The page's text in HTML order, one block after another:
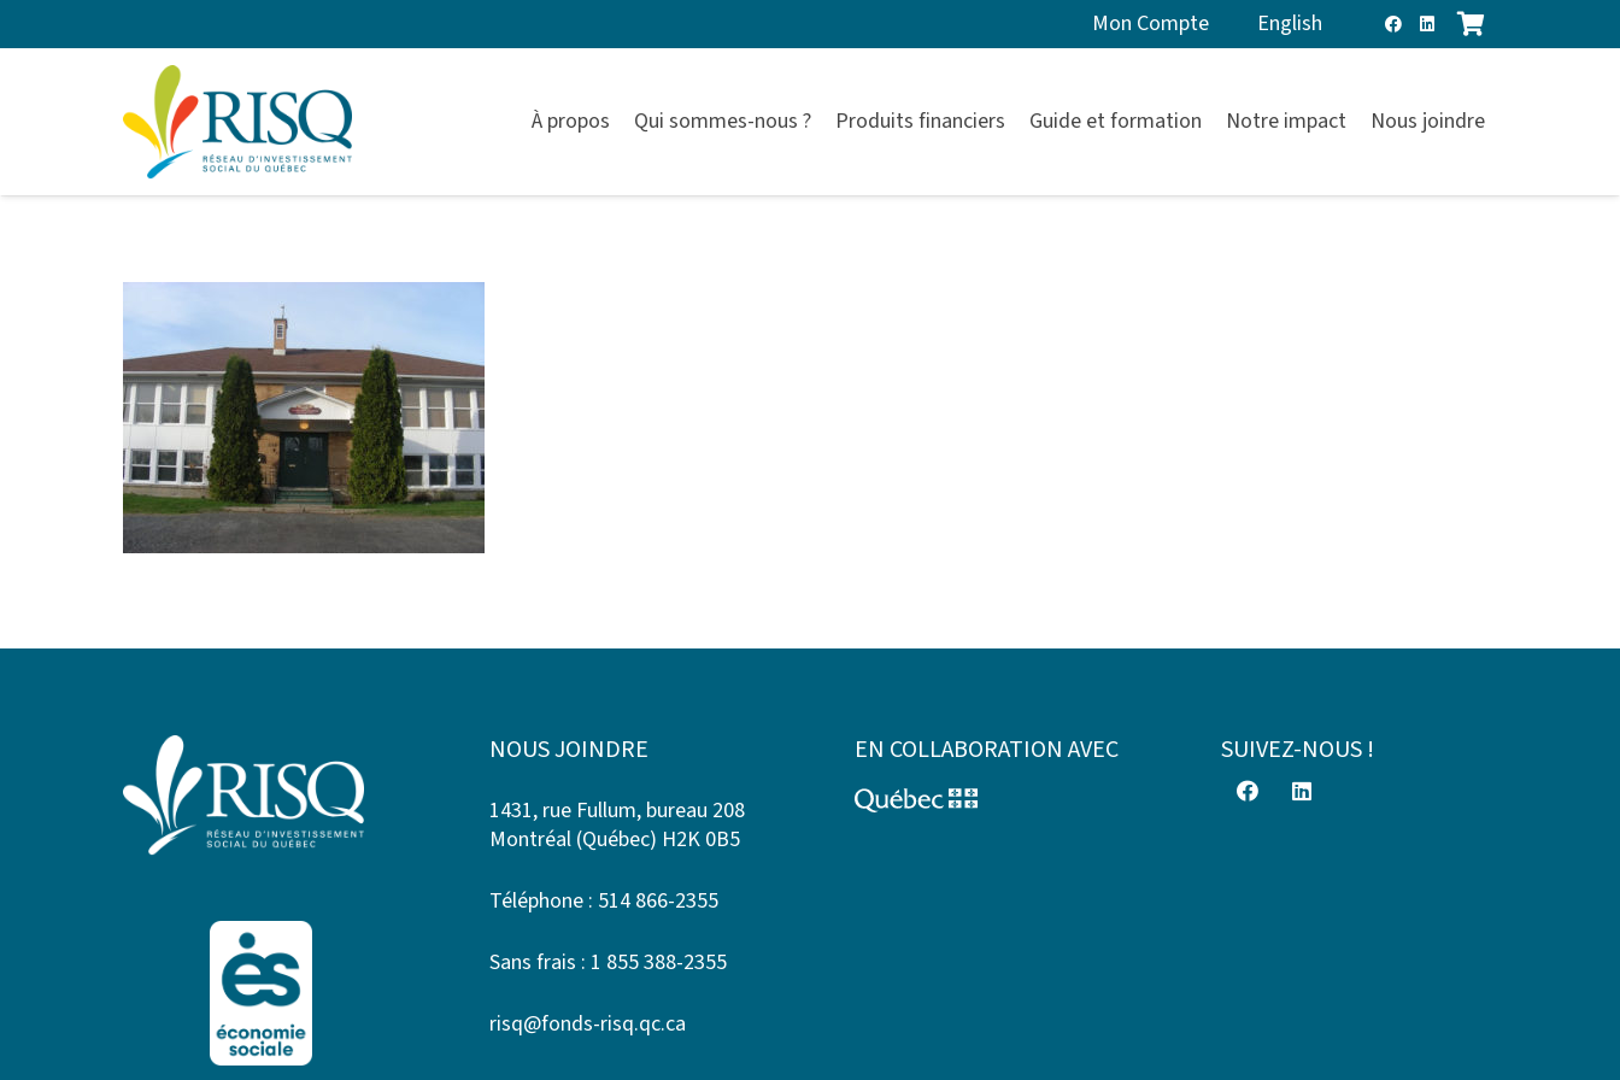
Mon Compte English
À propos Qui sommes-nous ? Produits financiers Guide et formation Notre impact Nous joindre
NOUS JOINDRE
1431, rue Fullum, bureau 208
Montréal (Québec) H2K 0B5
Téléphone : 514 866-2355
Sans frais : 1 855 388-2355
risq@fonds-risq.qc.ca
EN COLLABORATION AVEC SUIVEZ-NOUS !